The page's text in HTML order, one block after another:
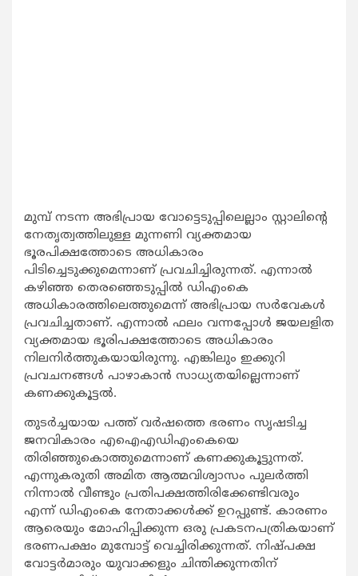
മുമ്പ് നടന്ന അഭിപ്രായ വോട്ടെടുപ്പിലെല്ലാം സ്റ്റാലിന്‍റെ
നേതൃത്വത്തിലുള്ള മുന്നണി വ്യക്തമായ
ഭൂരപിക്ഷത്തോടെ അധികാരം
പിടിച്ചെടുക്കുമെന്നാണ് പ്രവചിച്ചിരുന്നത്. എന്നാല്‍
കഴിഞ്ഞ തെരഞ്ഞെടുപ്പില്‍ ഡിഎംകെ
അധികാരത്തിലെത്തുമെന്ന് അഭിപ്രായ സര്‍വേകള്‍
പ്രവചിച്ചതാണ്. എന്നാല്‍ ഫലം വന്നപ്പോള്‍ ജയലളിത
വ്യക്തമായ ഭൂരിപക്ഷത്തോടെ അധികാരം
നിലനിര്‍ത്തുകയായിരുന്നു. എങ്കിലും ഇക്കുറി
പ്രവചനങ്ങള്‍ പാഴാകാന്‍ സാധ്യതയില്ലെന്നാണ്
കണക്കുകൂട്ടല്‍.
തുടര്‍ച്ചയായ പത്ത് വര്‍ഷത്തെ ഭരണം സൃഷടിച്ച
ജനവികാരം എഐഎഡിഎംകെയെ
തിരിഞ്ഞുകൊത്തുമെന്നാണ് കണക്കുകൂട്ടുന്നത്.
എന്നുകരുതി അമിത ആത്മവിശ്വാസം പുലര്‍ത്തി
നിന്നാല്‍ വീണ്ടും പ്രതിപക്ഷത്തിരിക്കേണ്ടിവരും
എന്ന് ഡിഎംകെ നേതാക്കള്‍ക്ക് ഉറപ്പുണ്ട്. കാരണം
ആരെയും മോഹിപ്പിക്കുന്ന ഒരു പ്രകടനപത്രികയാണ്
ഭരണപക്ഷം മുമ്പോട്ട് വെച്ചിരിക്കുന്നത്. നിഷ്പക്ഷ
വോട്ടര്‍മാരും യുവാക്കളും ചിന്തിക്കുന്നതിന്